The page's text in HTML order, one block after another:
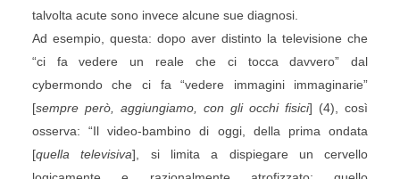
talvolta acute sono invece alcune sue diagnosi.
Ad esempio, questa: dopo aver distinto la televisione che
“ci fa vedere un reale che ci tocca davvero” dal
cybermondo che ci fa “vedere immagini immaginarie”
[sempre però, aggiungiamo, con gli occhi fisici] (4), così
osserva: “Il video-bambino di oggi, della prima ondata
[quella televisiva], si limita a dispiegare un cervello